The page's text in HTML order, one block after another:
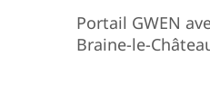
Portail GWEN
Braine-le-